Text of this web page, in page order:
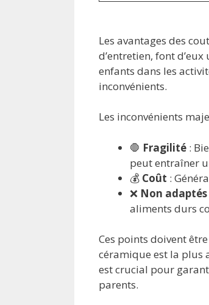
Les avantages des
d’entretien, font
enfants dans les
inconvénients.
Les inconvénients
🛑 Fragilité :
peut entraîner
💰 Coût :
❌ Non
aliments durs
Ces points doivent
céramique est la plus
est crucial pour
parents.